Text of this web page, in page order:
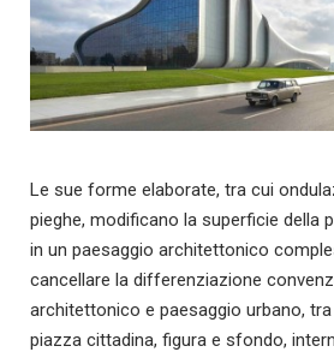
Le sue forme elaborate, tra cui
pieghe, modificano la superficie della
in un paesaggio architettonico
cancellare la differenziazione
architettonico e paesaggio urbano,
piazza cittadina, figura e sfondo,